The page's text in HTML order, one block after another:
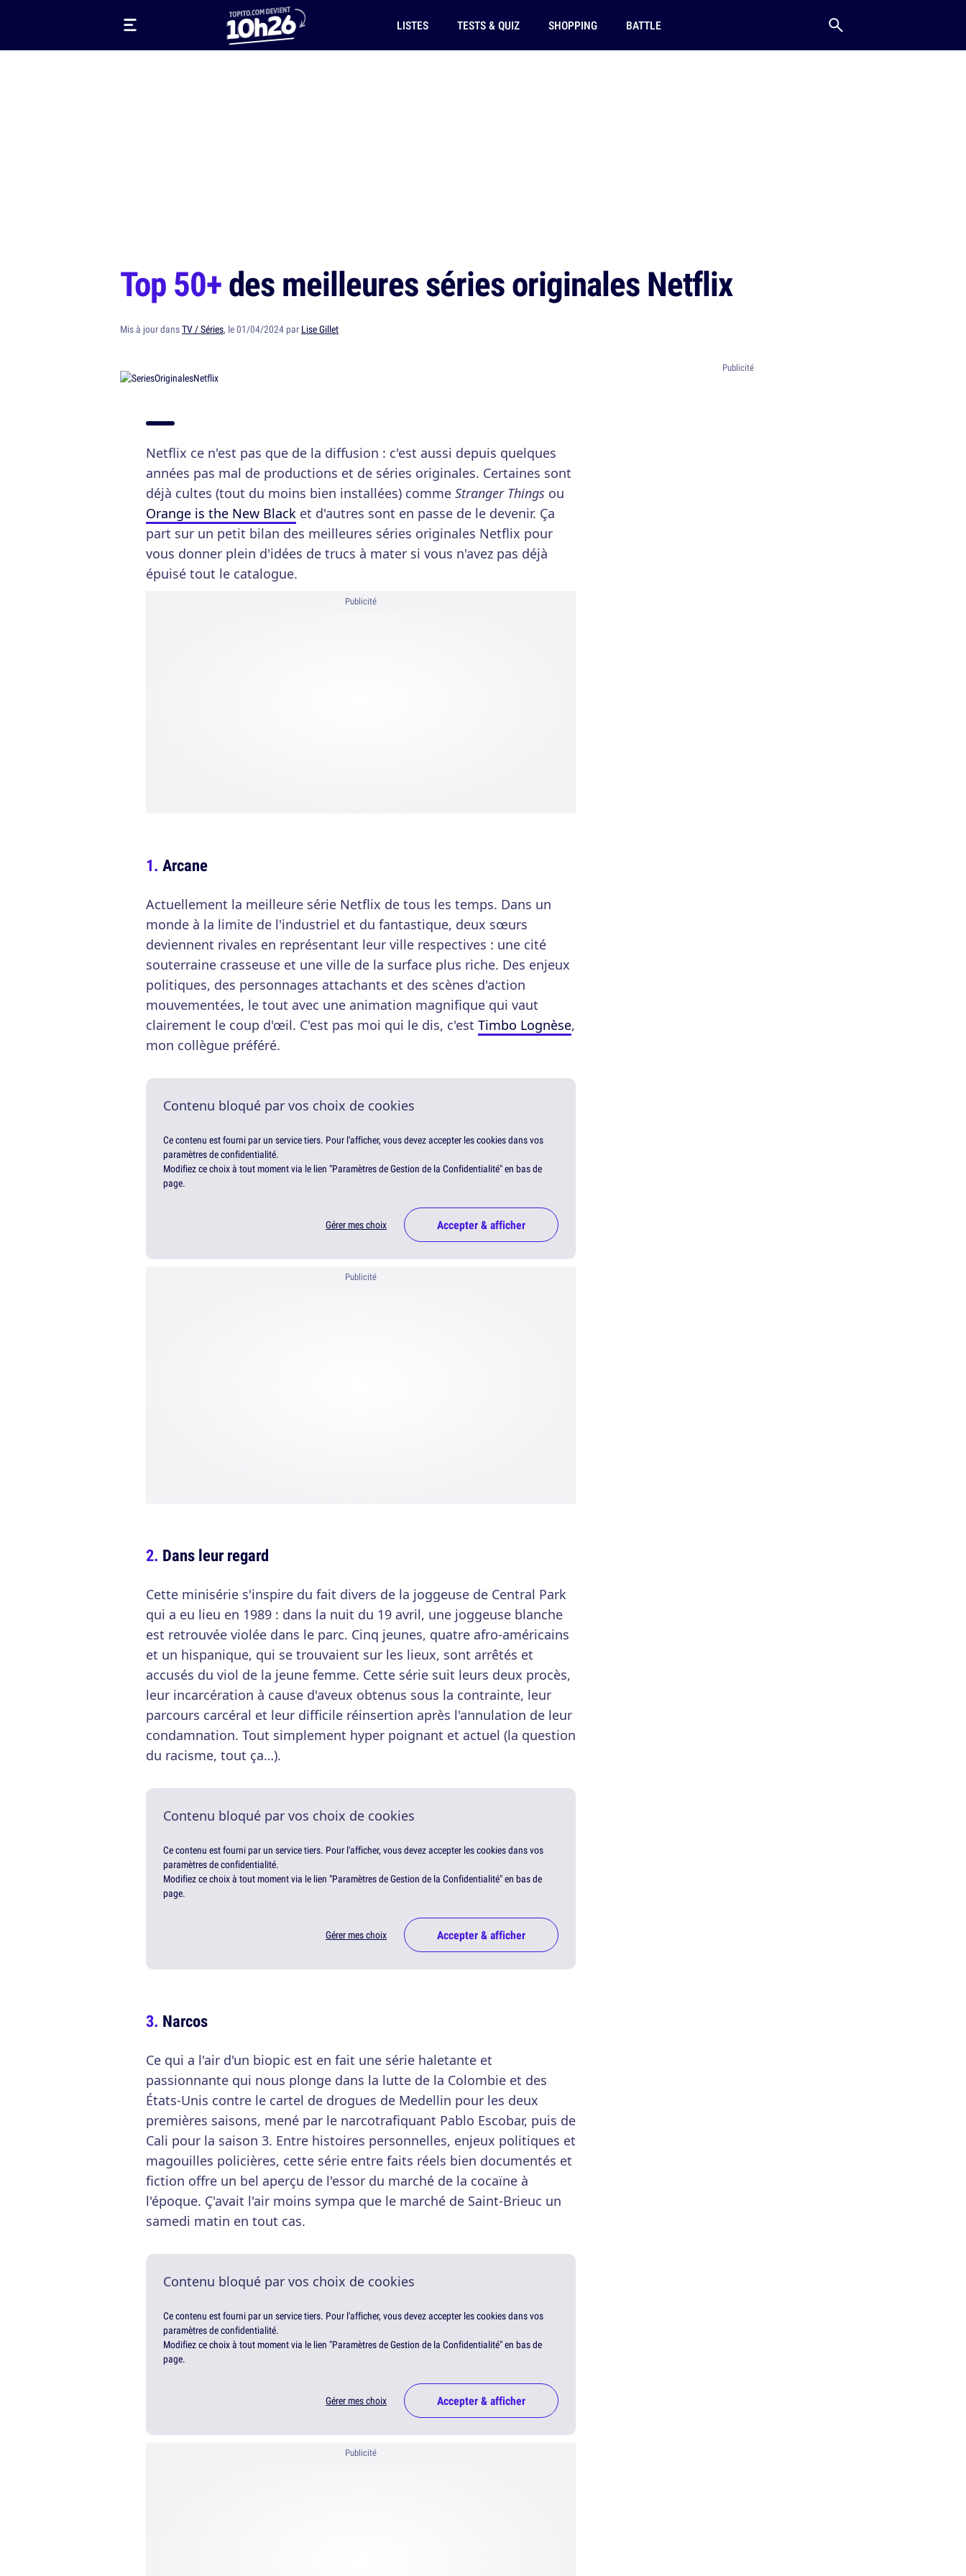
LISTES TESTS & QUIZ SHOPPING BATTLE
Top 50+des meilleures séries originales Netflix
Mis à jour dansTV / Séries, le 01/04/2024 par Lise Gillet
Netflix ce n'est pas que de la diffusion : c'est aussi depuis quelques
années pas mal de productions et de séries originales. Certaines sont
déjà cultes (tout du moins bien installées) comme Stranger Things ou
Orange is the New Black et d'autres sont en passe de le devenir. Ça
part sur un petit bilan des meilleures séries originales Netflix pour
vous donner plein d'idées de trucs à mater si vous n'avez pas déjà
épuisé tout le catalogue.
Publicité
Arcane
Actuellement la meilleure série Netflix de tous les temps. Dans un
monde à la limite de l'industriel et du fantastique, deux sœurs
deviennent rivales en représentant leur ville respectives : une cité
souterraine crasseuse et une ville de la surface plus riche. Des enjeux
politiques, des personnages attachants et des scènes d'action
mouvementées, le tout avec une animation magnifique qui vaut
clairement le coup d'œil. C'est pas moi qui le dis, c'est Timbo Lognèse,
mon collègue préféré.
Contenu bloqué par vos choix de cookies
Ce contenu est fourni par un service tiers. Pour l'afficher, vous devez accepter les cookies dans vos
paramètres de confidentialité.
Modifiez ce choix à tout moment via le lien "Paramètres de Gestion de la Confidentialité" en bas de
page.
Gérer mes choix Accepter & afficher
Publicité
Dans leur regard
Cette minisérie s'inspire du fait divers de la joggeuse de Central Park
qui a eu lieu en 1989 : dans la nuit du 19 avril, une joggeuse blanche
est retrouvée violée dans le parc. Cinq jeunes, quatre afro-américains
et un hispanique, qui se trouvaient sur les lieux, sont arrêtés et
accusés du viol de la jeune femme. Cette série suit leurs deux procès,
leur incarcération à cause d'aveux obtenus sous la contrainte, leur
parcours carcéral et leur difficile réinsertion après l'annulation de leur
condamnation. Tout simplement hyper poignant et actuel (la question
du racisme, tout ça…).
Contenu bloqué par vos choix de cookies
Ce contenu est fourni par un service tiers. Pour l'afficher, vous devez accepter les cookies dans vos
paramètres de confidentialité.
Modifiez ce choix à tout moment via le lien "Paramètres de Gestion de la Confidentialité" en bas de
page.
Gérer mes choix Accepter & afficher
Narcos
Ce qui a l'air d'un biopic est en fait une série haletante et
passionnante qui nous plonge dans la lutte de la Colombie et des
États-Unis contre le cartel de drogues de Medellin pour les deux
premières saisons, mené par le narcotrafiquant Pablo Escobar, puis de
Cali pour la saison 3. Entre histoires personnelles, enjeux politiques et
magouilles policières, cette série entre faits réels bien documentés et
fiction offre un bel aperçu de l'essor du marché de la cocaïne à
l'époque. Ç'avait l'air moins sympa que le marché de Saint-Brieuc un
samedi matin en tout cas.
Contenu bloqué par vos choix de cookies
Ce contenu est fourni par un service tiers. Pour l'afficher, vous devez accepter les cookies dans vos
paramètres de confidentialité.
Modifiez ce choix à tout moment via le lien "Paramètres de Gestion de la Confidentialité" en bas de
page.
Gérer mes choix Accepter & afficher
Publicité